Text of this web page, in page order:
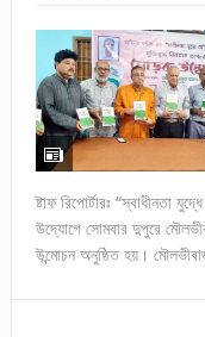
ষ্টাফ রিপোর্টারঃ “স্বাধীনতা
উদ্যোগে সোমবার দুপুরে
উন্মোচন অনুষ্ঠিত হয়।